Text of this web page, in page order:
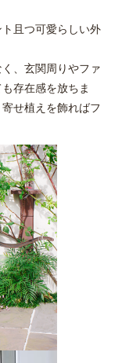
且つ可愛らしい外
、玄関周りやファ
存在感を放ちま
せ植えを飾ればフ